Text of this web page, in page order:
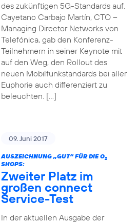
des zukünftigen 5G-Standards auf.
Cayetano Carbajo Martín, CTO –
Managing Director Networks von
Telefónica, gab den Konferenz-
Teilnehmern in seiner Keynote mit
auf den Weg, den Rollout des
neuen Mobilfunkstandards bei aller
Euphorie auch differenziert zu
beleuchten. […]
09. Juni 2017
AUSZEICHNUNG „GUT“ FÜR DIE O2
SHOPS:
Zweiter Platz im
großen connect
Service-Test
In der aktuellen Ausgabe der